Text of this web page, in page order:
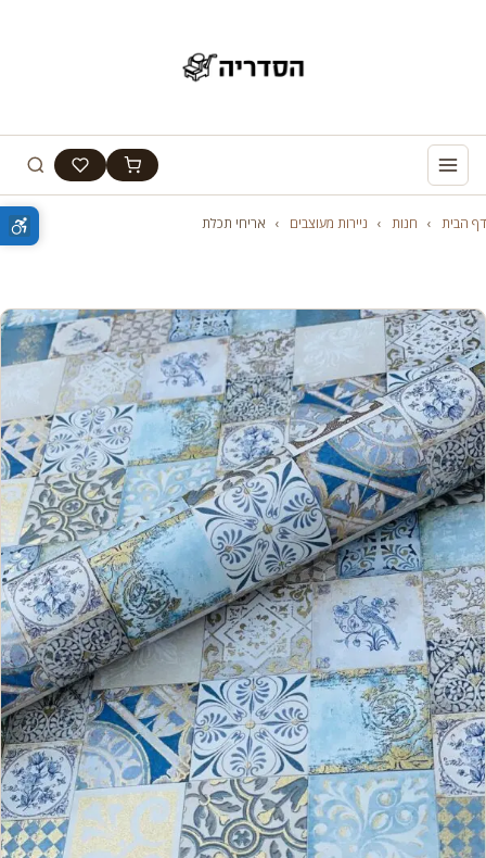
דף הבית › חנות › ניירות מעוצבים › אריחי תכלת